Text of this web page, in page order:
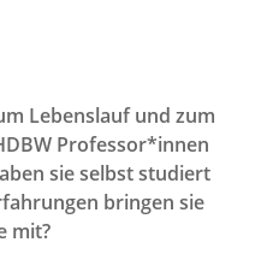
Lebenslauf und zum
Professor*innen
sie selbst studiert
bringen sie
mit?